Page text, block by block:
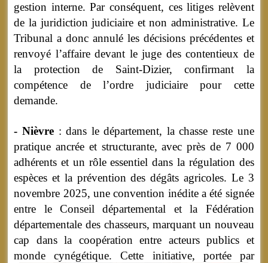
gestion interne. Par conséquent, ces litiges relèvent
de la juridiction judiciaire et non administrative. Le
Tribunal a donc annulé les décisions précédentes et
renvoyé l’affaire devant le juge des contentieux de
la protection de Saint-Dizier, confirmant la
compétence de l’ordre judiciaire pour cette
demande.
- Nièvre : dans le département, la chasse reste une
pratique ancrée et structurante, avec près de 7 000
adhérents et un rôle essentiel dans la régulation des
espèces et la prévention des dégâts agricoles. Le 3
novembre 2025, une convention inédite a été signée
entre le Conseil départemental et la Fédération
départementale des chasseurs, marquant un nouveau
cap dans la coopération entre acteurs publics et
monde cynégétique.Cette initiative, portée par